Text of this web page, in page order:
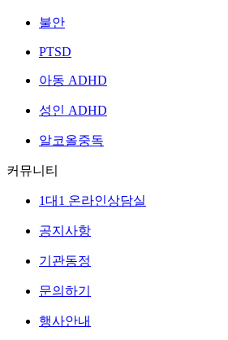
불안
PTSD
아동 ADHD
성인 ADHD
알코올중독
커뮤니티
1대1 온라인상담실
공지사항
기관동정
문의하기
행사안내